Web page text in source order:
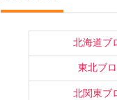
北海道ブ
東北ブ
北関東ブ